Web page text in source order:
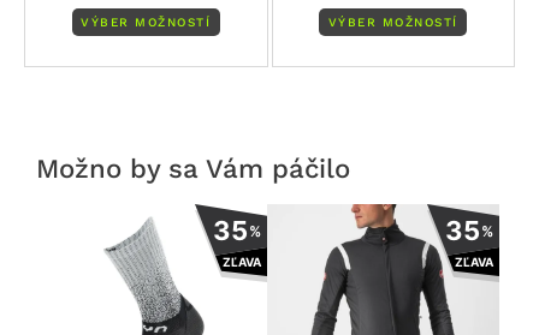
VÝBER MOŽNOSTÍ VÝBER MOŽNOSTÍ
Možno by sa Vám páčilo
35%
ZĽAVA
Tento
produkt
viacero
variantov.
35%
ZĽAVA
Tento
produkt
má
viacero
variantov.